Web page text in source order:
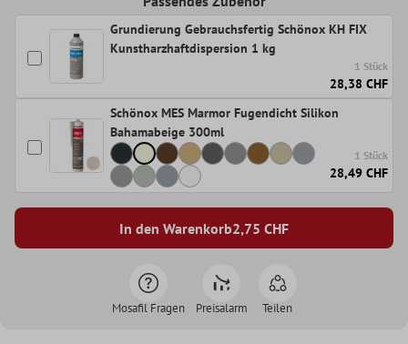
Grundierung Gebrauchsfertig Schönox KH FIX
Kunstharzhaftdispersion 1 kg
1 Stück
28,38 CHF
Schönox MES Marmor Fugendicht Silikon
Bahamabeige 300ml
1 Stück
28,49 CHF
In den Warenkorb2,75 CHF
Mosafil Fragen Preisalarm Teilen